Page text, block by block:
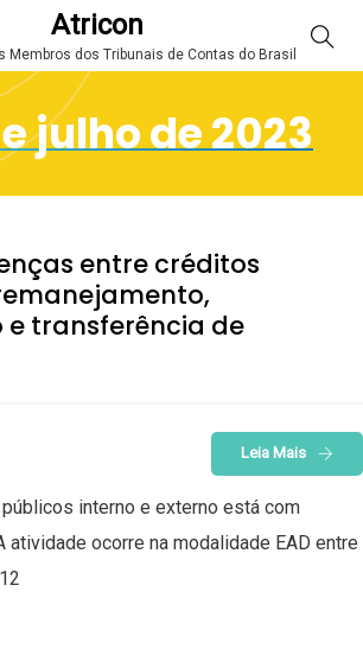
Atricon
Membros dos Tribunais de Contas do Brasil
julho de 2023
entre créditos
transferência de
Leia Mais
interno e externo está com
atividade ocorre na modalidade EAD entre